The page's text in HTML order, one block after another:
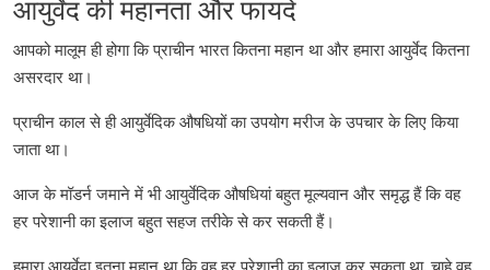
आयुर्वेद की महानता और फायदे
आपको मालूम ही होगा कि प्राचीन भारत कितना महान था और हमारा आयुर्वेद कितना
असरदार था।
प्राचीन काल से ही आयुर्वेदिक औषधियों का उपयोग मरीज के उपचार के लिए किया
जाता था।
आज के मॉडर्न जमाने में भी आयुर्वेदिक औषधियां बहुत मूल्यवान और समृद्ध हैं कि वह
हर परेशानी का इलाज बहुत सहज तरीके से कर सकती हैं।